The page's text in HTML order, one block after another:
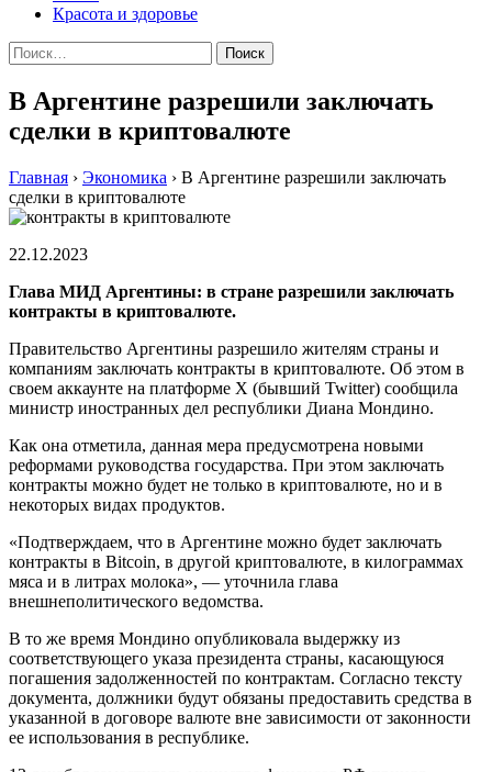
Красота и здоровье
Найти:
В Аргентине разрешили заключать
сделки в криптовалюте
Главная › Экономика › В Аргентине разрешили заключать
сделки в криптовалюте
22.12.2023
Глава МИД Аргентины: в стране разрешили заключать
контракты в криптовалюте.
Правительство Аргентины разрешило жителям страны и
компаниям заключать контракты в криптовалюте. Об этом в
своем аккаунте на платформе X (бывший Twitter) сообщила
министр иностранных дел республики Диана Мондино.
Как она отметила, данная мера предусмотрена новыми
реформами руководства государства. При этом заключать
контракты можно будет не только в криптовалюте, но и в
некоторых видах продуктов.
«Подтверждаем, что в Аргентине можно будет заключать
контракты в Bitcoin, в другой криптовалюте, в килограммах
мяса и в литрах молока», — уточнила глава
внешнеполитического ведомства.
В то же время Мондино опубликовала выдержку из
соответствующего указа президента страны, касающуюся
погашения задолженностей по контрактам. Согласно тексту
документа, должники будут обязаны предоставить средства в
указанной в договоре валюте вне зависимости от законности
ее использования в республике.